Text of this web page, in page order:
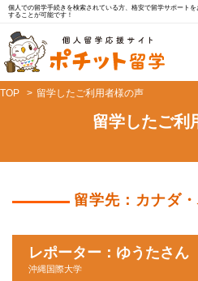
個人での留学手続きを検索されている方、格安で留学サポート
することが可能です！
TOP 留学したご利用者様の声
留学したご利
留学先：カナダ
レポーター：ゆうたさん
沖縄国際大学